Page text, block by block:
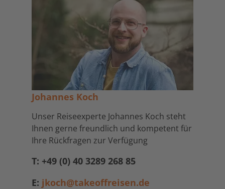
Johannes Koch
Unser Reiseexperte Johannes Koch steht
Ihnen gerne freundlich und kompetent für
Ihre Rückfragen zur Verfügung
T: +49 (0) 40 3289 268 85
E: jkoch@takeoffreisen.de